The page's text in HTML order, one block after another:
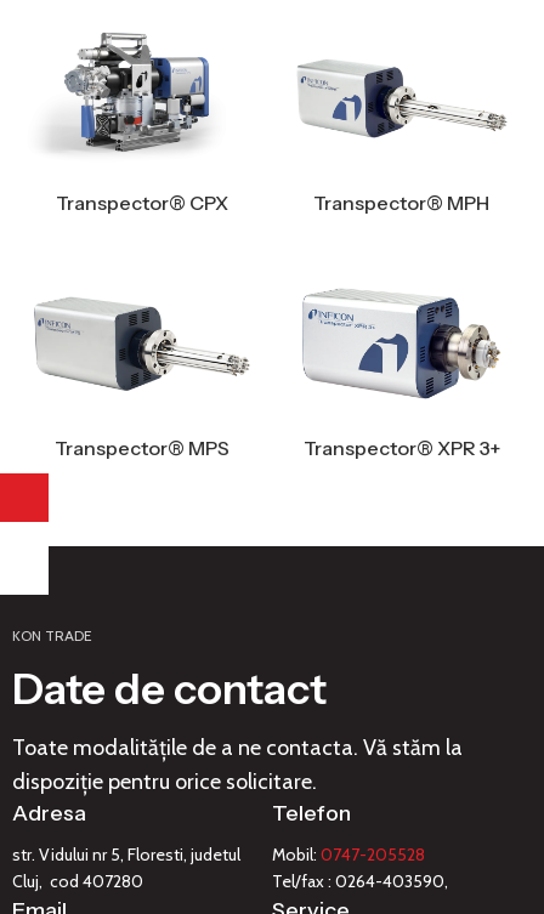
Transpector® CPX Transpector® MPH
Transpector® MPS Transpector® XPR 3+
KON TRADE
Date de contact
Toate modalitățile de a ne contacta. Vă stăm la
dispoziție pentru orice solicitare.
Adresa
str. Vidului nr 5, Floresti, judetul
Cluj, cod 407280
Telefon
Mobil: 0747-205528
Tel/fax : 0264-403590,